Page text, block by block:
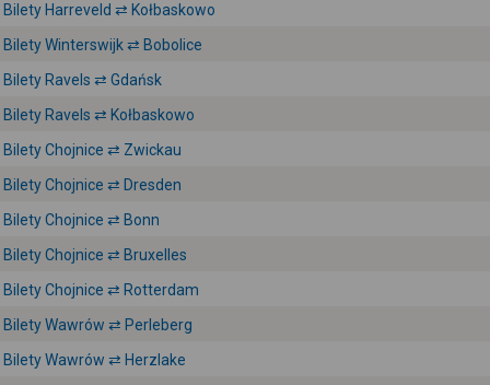
Bilety Harreveld ⇄ Kołbaskowo
Bilety Winterswijk ⇄ Bobolice
Bilety Ravels ⇄ Gdańsk
Bilety Ravels ⇄ Kołbaskowo
Bilety Chojnice ⇄ Zwickau
Bilety Chojnice ⇄ Dresden
Bilety Chojnice ⇄ Bonn
Bilety Chojnice ⇄ Bruxelles
Bilety Chojnice ⇄ Rotterdam
Bilety Wawrów ⇄ Perleberg
Bilety Wawrów ⇄ Herzlake